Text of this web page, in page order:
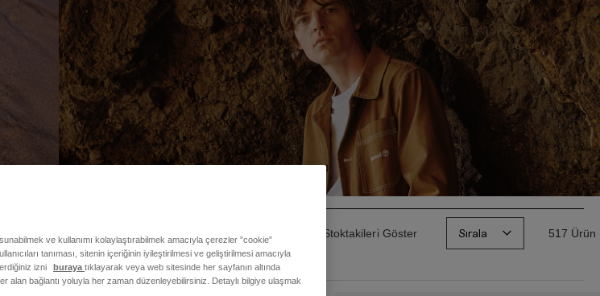
Sadece Stoktakileri Göster Sırala 517 Ürün
ve kullanımı kolaylaştırabilmek amacıyla çerezler ”cookie”
tanıması, sitenin içeriğinin iyileştirilmesi ve geliştirilmesi amacıyla
izni
buraya tıklayarak veya web sitesinde her sayfanın altında
alan bağlantı yoluyla her zaman düzenleyebilirsiniz. Detaylı bilgiye ulaşmak